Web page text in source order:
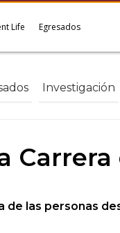
Life Egresados
Investigación
Carrera
de las personas